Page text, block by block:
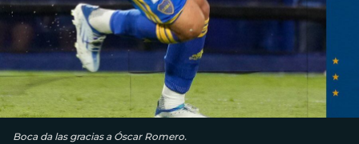
Boca da las gracias a Óscar Romero.